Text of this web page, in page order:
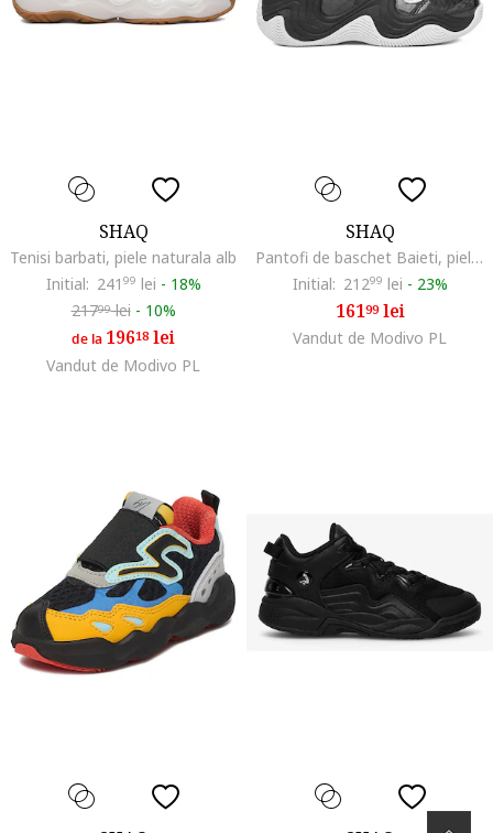
SHAQ
Tenisi barbati, piele naturala alb
Initial: 241 99 lei - 18%
21799lei - 10%
de la 19618 lei
Vandut de Modivo PL
SHAQ
Pantofi de baschet Baieti, piele naturala, negru\alb
Initial: 21299 lei - 23%
16199lei
Vandut de Modivo PL